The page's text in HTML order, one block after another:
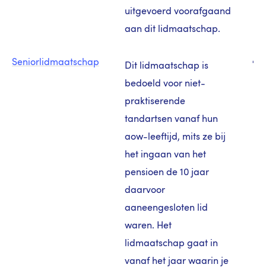
uitgevoerd voorafgaand
aan dit lidmaatschap.
Seniorlidmaatschap
Dit lidmaatschap is
bedoeld voor niet-
praktiserende
tandartsen vanaf hun
aow-leeftijd, mits ze bij
het ingaan van het
pensioen de 10 jaar
daarvoor
aaneengesloten lid
waren. Het
lidmaatschap gaat in
vanaf het jaar waarin je
€